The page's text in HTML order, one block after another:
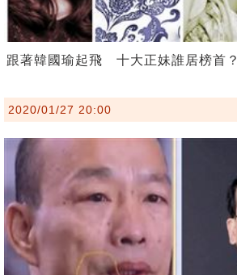
跟著韓國瑜起飛 十大正妹誰居榜首？
2020/01/27 20:00